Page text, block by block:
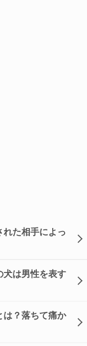
た相手によっ
犬は男性を表す
は？落ちて痛か